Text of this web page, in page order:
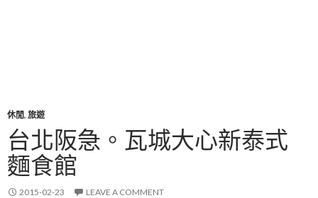
休閒, 旅遊
台北阪急。瓦城大心新泰式
麵食館
2015-02-23 LEAVE A COMMENT